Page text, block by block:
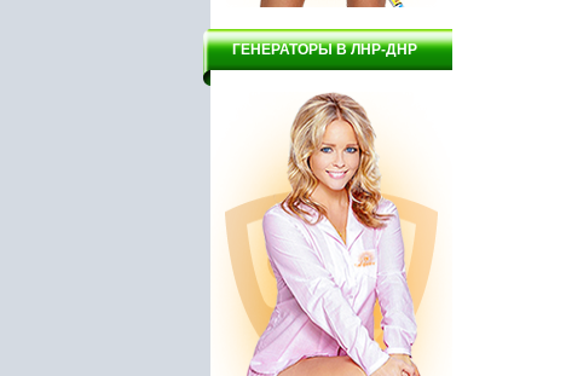
ГЕНЕРАТОРЫ В ЛНР-ДНР